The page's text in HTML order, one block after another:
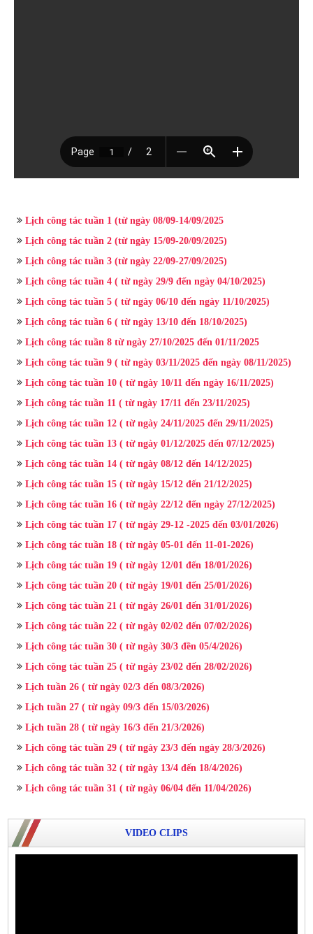
Lịch công tác tuần 1 (từ ngày 08/09-14/09/2025
Lịch công tác tuần 2 (từ ngày 15/09-20/09/2025)
Lịch công tác tuần 3 (từ ngày 22/09-27/09/2025)
Lịch công tác tuần 4 ( từ ngày 29/9 đến ngày 04/10/2025)
Lịch công tác tuần 5 ( từ ngày 06/10 đến ngày 11/10/2025)
Lịch công tác tuần 6 ( từ ngày 13/10 đến 18/10/2025)
Lịch công tác tuần 8 từ ngày 27/10/2025 đến 01/11/2025
Lịch công tác tuần 9 ( từ ngày 03/11/2025 đến ngày 08/11/2025)
Lịch công tác tuần 10 ( từ ngày 10/11 đến ngày 16/11/2025)
Lịch công tác tuần 11 ( từ ngày 17/11 đến 23/11/2025)
Lịch công tác tuần 12 ( từ ngày 24/11/2025 đến 29/11/2025)
Lịch công tác tuần 13 ( từ ngày 01/12/2025 đến 07/12/2025)
Lịch công tác tuần 14 ( từ ngày 08/12 đến 14/12/2025)
Lịch công tác tuần 15 ( từ ngày 15/12 đến 21/12/2025)
Lịch công tác tuần 16 ( từ ngày 22/12 đến ngày 27/12/2025)
Lịch công tác tuần 17 ( từ ngày 29-12 -2025 đến 03/01/2026)
Lịch công tác tuần 18 ( từ ngày 05-01 đến 11-01-2026)
Lịch công tác tuần 19 ( từ ngày 12/01 đến 18/01/2026)
Lịch công tác tuần 20 ( từ ngày 19/01 đến 25/01/2026)
Lịch công tác tuần 21 ( từ ngày 26/01 đến 31/01/2026)
Lịch công tác tuần 22 ( từ ngày 02/02 đến 07/02/2026)
Lịch công tác tuần 30 ( từ ngày 30/3 đền 05/4/2026)
Lịch công tác tuần 25 ( từ ngày 23/02 đến 28/02/2026)
Lịch tuần 26 ( từ ngày 02/3 đến 08/3/2026)
Lịch tuần 27 ( từ ngày 09/3 đến 15/03/2026)
Lịch tuần 28 ( từ ngày 16/3 đến 21/3/2026)
Lịch công tác tuần 29 ( từ ngày 23/3 đến ngày 28/3/2026)
Lịch công tác tuần 32 ( từ ngày 13/4 đến 18/4/2026)
Lịch công tác tuần 31 ( từ ngày 06/04 đến 11/04/2026)
VIDEO CLIPS